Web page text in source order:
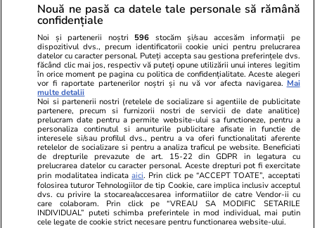
GSP.ro
Incident neașteptat în direct »
Prezentatoarea TV a arătat mai
mult decât și-ar fi dorit: „Știe ce
face, e cu intenție”
GSP.ro
Fostul
de fraudă
Profit de
Nouă ne pasă ca datele tale personale să rămână
confidențiale
Noi și partenerii noștri 596 stocăm și/sau accesăm informații pe
dispozitivul dvs., precum identificatorii cookie unici pentru prelucrarea
datelor cu caracter personal. Puteți accepta sau gestiona preferințele dvs.
făcând clic mai jos, respectiv vă puteți opune utilizării unui interes legitim
în orice moment pe pagina cu politica de confidențialitate. Aceste alegeri
vor fi raportate partenerilor noștri și nu vă vor afecta navigarea. Mai
multe detalii
Noi si partenerii nostri (retelele de socializare si agentiile de publicitate
partenere, precum si furnizorii nostri de servicii de date analitice)
prelucram date pentru a permite website-ului sa functioneze, pentru a
personaliza continutul si anunturile publicitare afisate in functie de
interesele si/sau profilul dvs., pentru a va oferi functionalitati aferente
retelelor de socializare si pentru a analiza traficul pe website. Beneficiati
de drepturile prevazute de art. 15-22 din GDPR in legatura cu
prelucrarea datelor cu caracter personal. Aceste drepturi pot fi exercitate
prin modalitatea indicataaici. Prin click pe “ACCEPT TOATE”, acceptati
folosirea tuturor Tehnologiilor de tip Cookie, care implica inclusiv acceptul
dvs. cu privire la stocarea/accesarea informatiilor de catre Vendor-ii cu
care colaboram. Prin click pe “VREAU SA MODIFIC SETARILE
INDIVIDUAL” puteti schimba preferintele in mod individual, mai putin
cele legate de cookie strict necesare pentru functionarea website-ului.